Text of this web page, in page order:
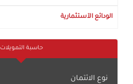
الودائع الآستثمارية
حاسبة التمويلات
نوع الائتمان